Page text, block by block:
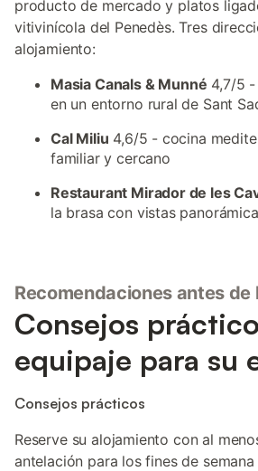
producto de mercado y platos
vitivinícola del Penedès. Tres
alojamiento:
Masia Canals & Munné 4,7/5
en un entorno rural de Sant
Cal Miliu 4,6/5 - cocina
familiar y cercano
Restaurant Mirador de les
la brasa con vistas
Recomendaciones antes de
Consejos
equipaje para su
Consejos prácticos
Reserve su alojamiento con al
antelación para los fines de